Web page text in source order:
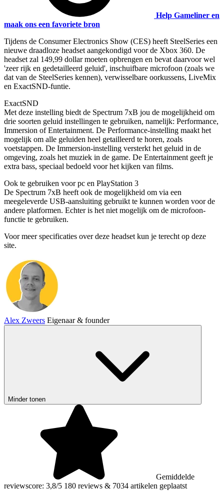
Help Gameliner en
maak ons een favoriete bron
Tijdens de Consumer Electronics Show (CES) heeft SteelSeries een
nieuwe draadloze headset aangekondigd voor de Xbox 360. De
headset zal 149,99 dollar moeten opbrengen en bevat daarvoor wel
'zeer rijk en gedetailleerd geluid', inschuifbare microfoon (zoals we
dat van de SteelSeries kennen), verwisselbare oorkussens, LiveMix
en ExactSND-funtie.
ExactSND
Met deze instelling biedt de Spectrum 7xB jou de mogelijkheid om
drie soorten geluid instellingen te gebruiken, namelijk: Performance,
Immersion of Entertainment. De Performance-instelling maakt het
mogelijk om alle geluiden heel getailleerd te horen, zoals
voetstappen. De Immersion-instelling versterkt het geluid in de
omgeving, zoals het muziek in de game. De Entertainment geeft je
extra bass, speciaal bedoeld voor het kijken van films.
Ook te gebruiken voor pc en PlayStation 3
De Spectrum 7xB heeft ook de mogelijkheid om via een
meegeleverde USB-aansluiting gebruikt te kunnen worden voor de
andere platformen. Echter is het niet mogelijk om de microfoon-
functie te gebruiken.
Voor meer specificaties over deze headset kun je terecht op deze
site.
Alex Zweers Eigenaar & founder
Minder tonen
Gemiddelde
reviewscore: 3,8/5 180 reviews & 7034 artikelen geplaatst